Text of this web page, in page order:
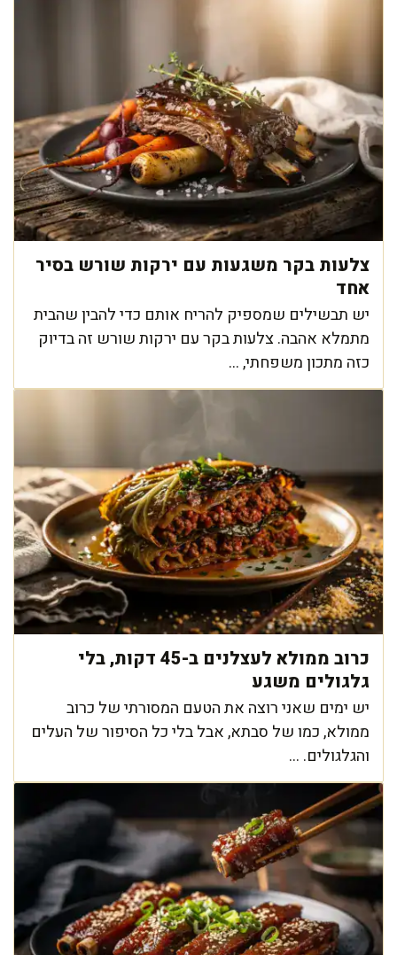
צלעות בקר משגעות עם ירקות שורש בסיר
אחד
יש תבשילים שמספיק להריח אותם כדי להבין שהבית
מתמלא אהבה. צלעות בקר עם ירקות שורש זה בדיוק
כזה מתכון משפחתי, ...
כרוב ממולא לעצלנים ב-45 דקות, בלי
גלגולים משגע
יש ימים שאני רוצה את הטעם המסורתי של כרוב
ממולא, כמו של סבתא, אבל בלי כל הסיפור של העלים
והגלגולים. ...